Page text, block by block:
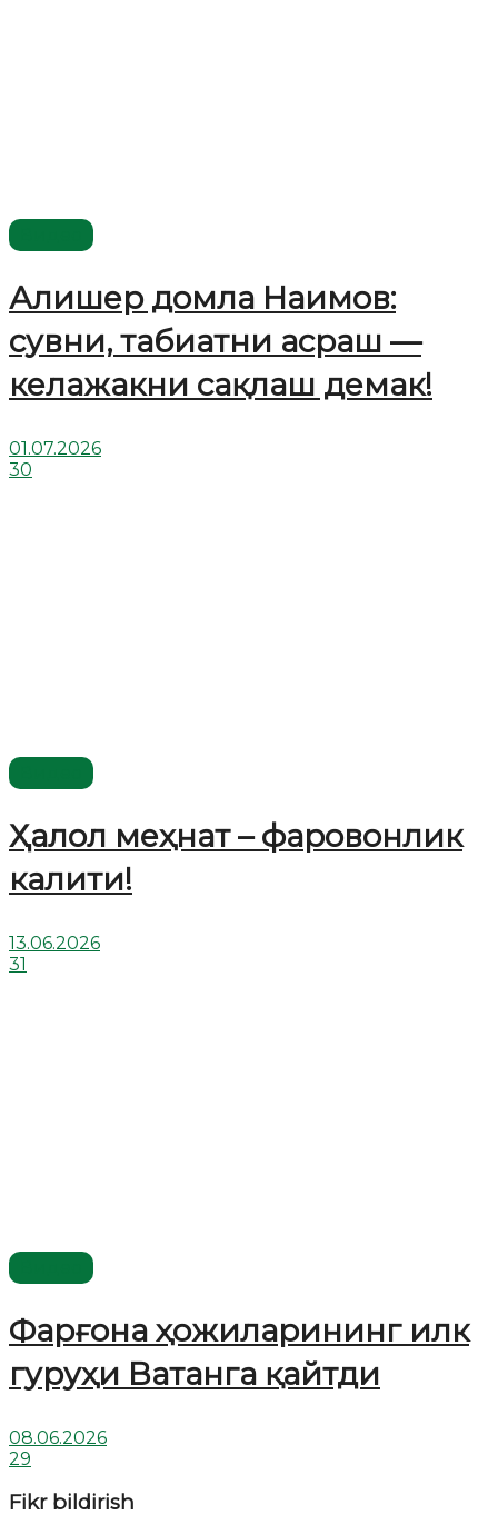
Алишер домла Наимов:
сувни, табиатни асраш —
келажакни сақлаш демак!
01.07.2026
30
Ҳалол меҳнат – фаровонлик
калити!
13.06.2026
31
Фарғона ҳожиларининг илк
гуруҳи Ватанга қайтди
08.06.2026
29
Fikr bildirish